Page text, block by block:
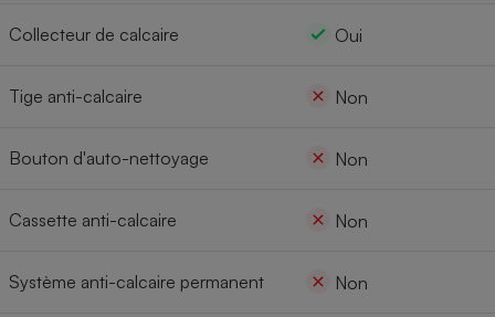
Collecteur de calcaire Oui
Tige anti-calcaire Non
Bouton d'auto-nettoyage Non
Cassette anti-calcaire Non
Système anti-calcaire permanent Non